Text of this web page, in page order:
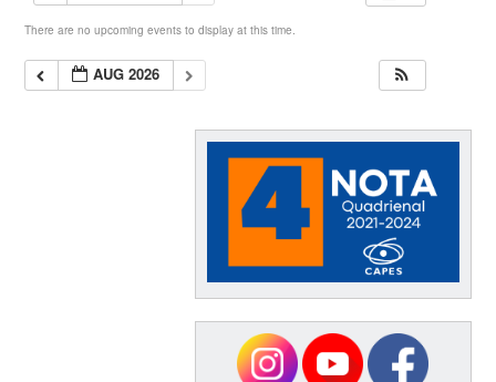
There are no upcoming events to display at this time.
AUG 2026